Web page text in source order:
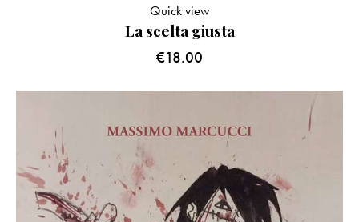
La scelta giusta
€18.00
Quick view